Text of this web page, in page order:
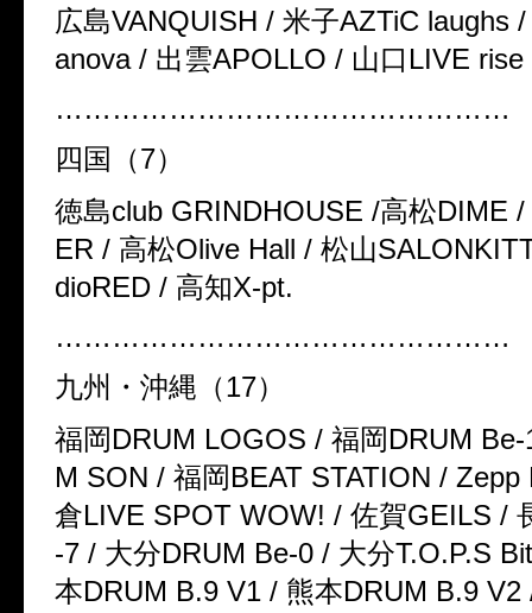
広島VANQUISH / 米子AZTiC laughs
anova / 出雲APOLLO / 山口 LIVE
…………………………………………
四国（7）
徳島club GRINDHOUSE /高松DIME /
ER / 高松Olive Hall / 松山
dioRED / 高知X-pt.
…………………………………………
九州・沖縄（17）
福岡 DRUM LOGOS / 福岡 DRUM
M SON / 福岡 BEAT STATION /
倉LIVE SPOT WOW! / 佐賀GEILS /
-7 / 大分DRUM Be-0 / 大分T.O.P.S
本DRUM B.9 V1 / 熊本DRUM B.9